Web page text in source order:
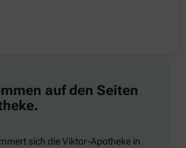
auf den Seiten
sich die Viktor-Apotheke in